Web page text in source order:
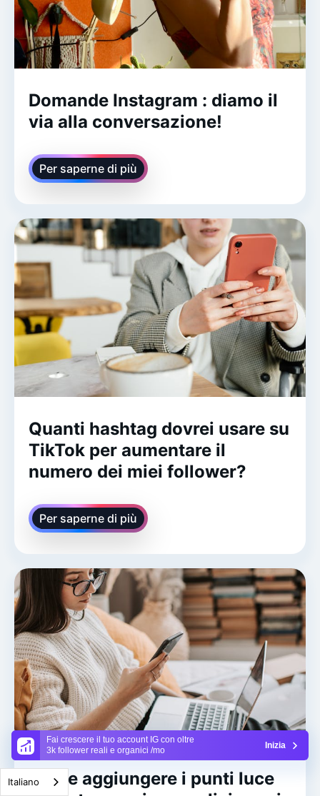
Fai crescere il tuo account IG con oltre
3k follower reali e organici /mo
Inizia
Domande Instagram : diamo il
via alla conversazione!
Per saperne di più
Quanti hashtag dovrei usare su
TikTok per aumentare il
numero dei miei follower?
Per saperne di più
Come aggiungere i punti luce
Italiano